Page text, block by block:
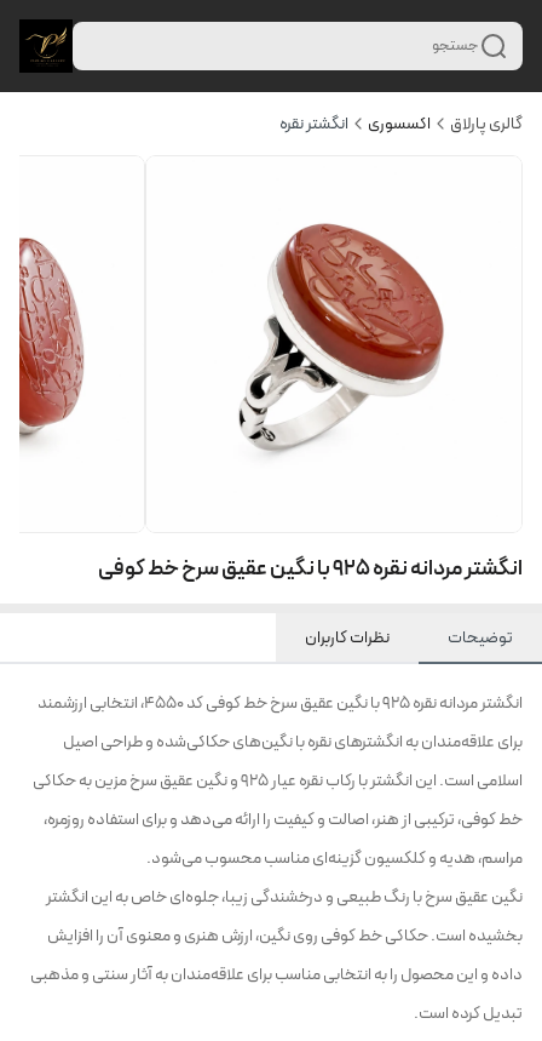
جستجو
گالری پارلاق اکسسوری انگشتر نقره
انگشتر مردانه نقره 925 با نگین عقیق سرخ خط کوفی
توضیحات نظرات کاربران
انگشتر مردانه نقره 925 با نگین عقیق سرخ خط کوفی کد 4550، انتخابی ارزشمند
برای علاقه‌مندان به انگشترهای نقره با نگین‌های حکاکی‌شده و طراحی اصیل
اسلامی است. این انگشتر با رکاب نقره عیار 925 و نگین عقیق سرخ مزین به حکاکی
خط کوفی، ترکیبی از هنر، اصالت و کیفیت را ارائه می‌دهد و برای استفاده روزمره،
مراسم، هدیه و کلکسیون گزینه‌ای مناسب محسوب می‌شود.
نگین عقیق سرخ با رنگ طبیعی و درخشندگی زیبا، جلوه‌ای خاص به این انگشتر
بخشیده است. حکاکی خط کوفی روی نگین، ارزش هنری و معنوی آن را افزایش
داده و این محصول را به انتخابی مناسب برای علاقه‌مندان به آثار سنتی و مذهبی
تبدیل کرده است.